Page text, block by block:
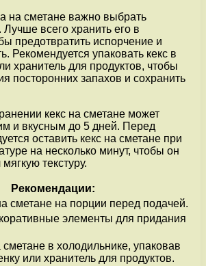
на сметане важно выбрать
всего хранить его в
предотвратить испорчение и
Рекомендуется упаковать кекс в
хранитель для продуктов, чтобы
посторонних запахов и сохранить
кекс на сметане может
и вкусным до 5 дней. Перед
оставить кекс на сметане при
на несколько минут, чтобы он
текстуру.
Рекомендации:
сметане на порции перед подачей.
элементы для придания
в холодильнике, упаковав
или хранитель для продуктов.